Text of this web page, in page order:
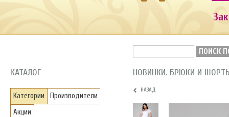
ПОИСК
КАТАЛОГ
Категории
Производители
Акции
НОВИНКИ. БРЮКИ И
НАЗАД